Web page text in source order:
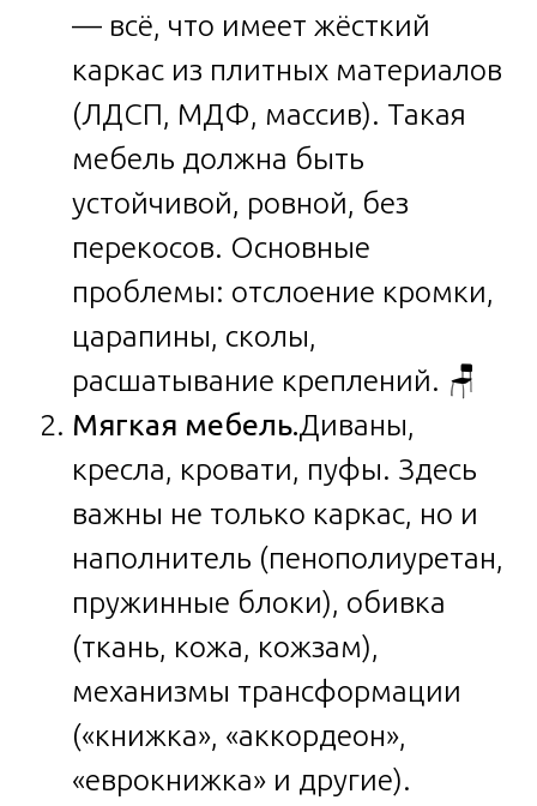
— всё, что имеет жёсткий
каркас из плитных материалов
(ЛДСП, МДФ, массив). Такая
мебель должна быть
устойчивой, ровной, без
перекосов. Основные
проблемы: отслоение кромки,
царапины, сколы,
расшатывание креплений. 🪑
Мягкая мебель.Диваны,
кресла, кровати, пуфы. Здесь
важны не только каркас, но и
наполнитель (пенополиуретан,
пружинные блоки), обивка
(ткань, кожа, кожзам),
механизмы трансформации
(«книжка», «аккордеон»,
«еврокнижка» и другие).